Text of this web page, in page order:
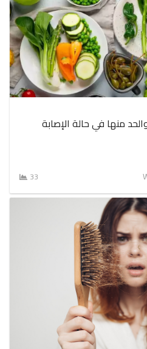
منها في حالة الإصابة
33